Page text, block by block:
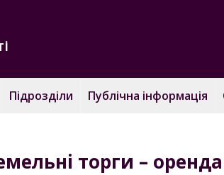
Підрозділи Публічна інформація
торги – оренда